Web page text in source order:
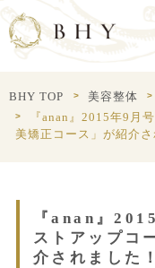
BHY TOP 美容整体
『anan』2015年9月
美矯正コース」が紹介さ
『anan』
ストアップコ
介されました！